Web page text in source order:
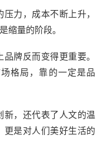
力，成本不断上升，
缩量的阶段。
牌反而变得更重要。
格局，靠的一定是品
新，还代表了人文的温
更是对人们美好生活的